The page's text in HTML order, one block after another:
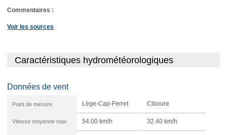
Commentaires :
Voir les sources
Caractéristiques hydrométéorologiques
Données de vent
Point de mesure
Vitesse moyenne max
Lège-Cap-Ferret
54.00 km/h
Ciboure
32.40 km/h